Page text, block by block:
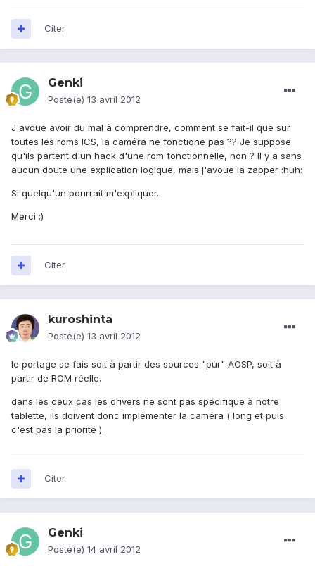
Citer
Genki
Posté(e) 13 avril 2012
J'avoue avoir du mal à comprendre, comment se fait-il que sur
toutes les roms ICS, la caméra ne fonctione pas ?? Je suppose
qu'ils partent d'un hack d'une rom fonctionnelle, non ? Il y a sans
aucun doute une explication logique, mais j'avoue la zapper :huh:
Si quelqu'un pourrait m'expliquer...
Merci ;)
Citer
kuroshinta
Posté(e) 13 avril 2012
le portage se fais soit à partir des sources "pur" AOSP, soit à
partir de ROM réelle.
dans les deux cas les drivers ne sont pas spécifique à notre
tablette, ils doivent donc implémenter la caméra ( long et puis
c'est pas la priorité ).
Citer
Genki
Posté(e) 14 avril 2012